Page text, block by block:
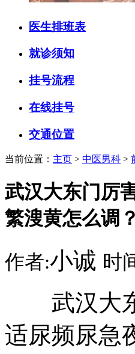
医生排班表
就诊须知
挂号流程
在线挂号
交通位置
当前位置： 主页 > 中医男科 >
武汉大东门厉
繁溲黄怎么调？
作者:小诚 时
武汉大东
适尿频尿急